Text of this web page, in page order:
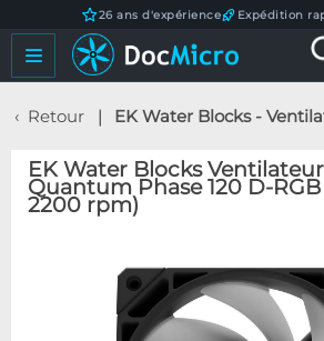
26 ans d'expérience Expédition
Retour EK Water Blocks - Ventilateur EK-Quantum
EK Water Blocks
Quantum Phase 120 D-
2200 rpm)